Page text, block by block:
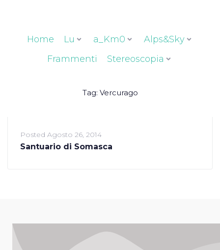
Home Lu a_Km0
Alps&Sky
Frammenti
Stereoscopia
Tag: Vercurago
Posted Agosto 26, 2014
Santuario di Somasca